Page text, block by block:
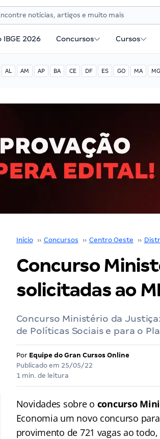
IBGE 2026 Concursos Cursos
AL AM AP BA CE DF ES GO MA MG
Início ›› Concursos ›› Centro Oeste ››
Concurso
solicitadas ao
Concurso Ministério da
de Políticas Sociais e para o
Por Equipe do Gran Cursos Online
Publicado em 25/05/22
1 min. de leitura
Novidades sobre o concurso
Economia um novo concurso
provimento de 721 vagas ao